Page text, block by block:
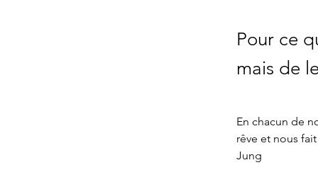
Pour ce
mais de
En chacun de
rêve et nous
Jung